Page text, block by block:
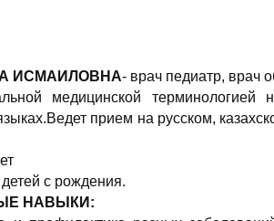
ИСМАИЛОВНА- врач педиатр, врач
медицинской терминологией
прием на русском,
с рождения.
НАВЫКИ: